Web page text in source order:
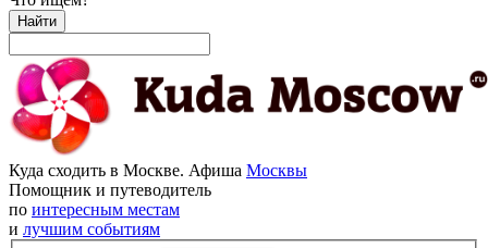
Найти
Куда сходить в Москве. Афиша Москвы
Помощник и путеводитель
по интересным местам
и лучшим событиям